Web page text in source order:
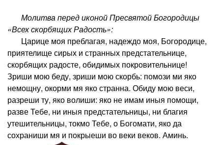
Молитва перед иконой Пресвятой Богородицы
«Всех скорбящих Радость»:
Царице моя преблагая, надеждо моя, Богородице,
приятелище сирых и странных предстательнице,
скорбящих радосте, обидимых покровительнице!
Зриши мою беду, зриши мою скорбь: помози ми яко
немощну, окорми мя яко странна. Обиду мою веси,
разреши ту, яко волиши: яко не имам иныя помощи,
разве Тебе, ни иныя предстательницы, ни благия
утешительницы, токмо Тебе, о Богомати, яко да
сохраниши мя и покрыеши во веки веков. Аминь.